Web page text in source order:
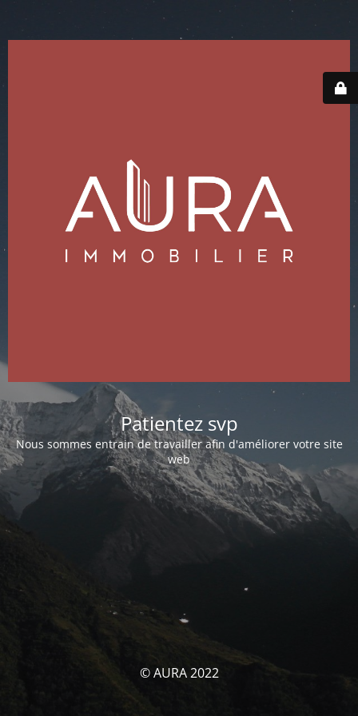
Patientez svp
Nous sommes entrain de travailler afin d'améliorer votre site
web
© AURA 2022